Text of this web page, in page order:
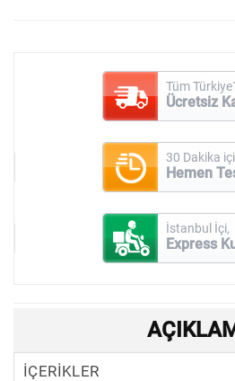
Tüm
Ücretsiz
30 Dakika
Hemen
İstanbul İçi,
Express
İÇERİKLER